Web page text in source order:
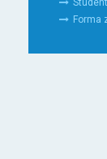
Forma